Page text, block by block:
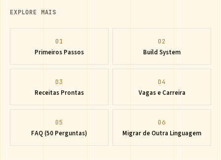
EXPLORE MAIS
01
Primeiros Passos
02
Build System
03
Receitas Prontas
04
Vagas e Carreira
05
FAQ (50 Perguntas)
06
Migrar de Outra Linguagem